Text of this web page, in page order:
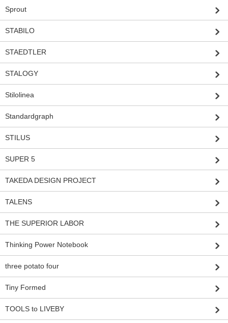
Sprout
STABILO
STAEDTLER
STALOGY
Stilolinea
Standardgraph
STILUS
SUPER 5
TAKEDA DESIGN PROJECT
TALENS
THE SUPERIOR LABOR
Thinking Power Notebook
three potato four
Tiny Formed
TOOLS to LIVEBY